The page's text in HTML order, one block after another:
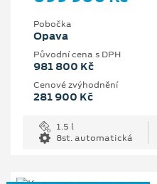
Pobočka
Opava
Původní cena s DPH
981 800 Kč
Cenové zvýhodnění
281 900 Kč
1.5 l
8st. automatická